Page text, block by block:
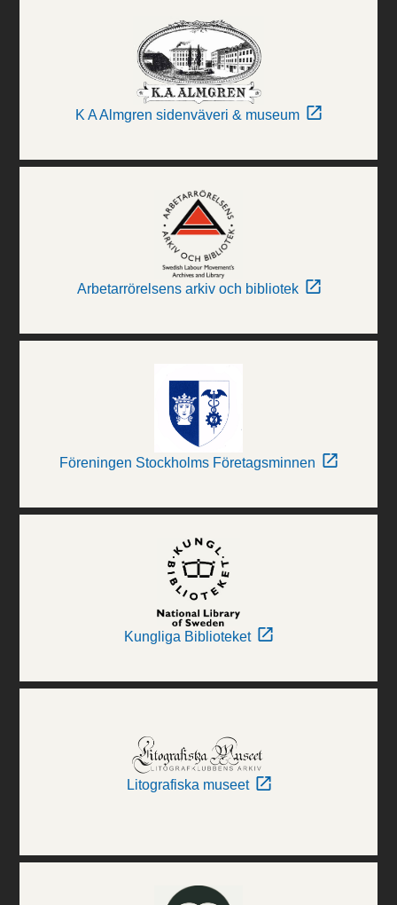
K A Almgren sidenväveri & museum
Arbetarrörelsens arkiv och bibliotek
Föreningen Stockholms Företagsminnen
Kungliga Biblioteket
Litografiska museet